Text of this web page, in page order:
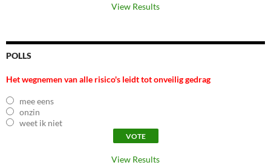
View Results
POLLS
Het wegnemen van alle risico's leidt tot onveilig gedrag
mee eens
onzin
weet ik niet
View Results